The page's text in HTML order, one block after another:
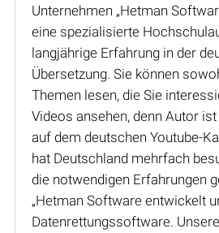
Unternehmen „Hetman
eine spezialisierte
langjährige Erfahrung in der
Übersetzung. Sie können
Themen lesen, die Sie
Videos ansehen, denn Autor
auf dem deutschen Youtube-
hat Deutschland mehrfach
die notwendigen Erfahrungen
„Hetman Software entwickelt
Datenrettungssoftware.